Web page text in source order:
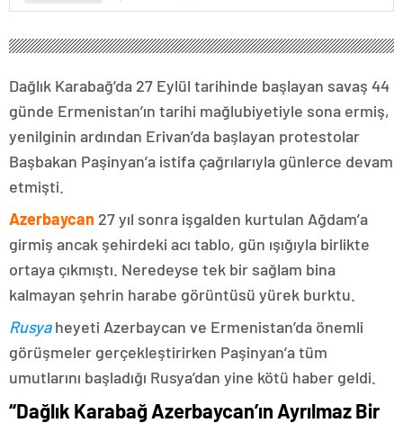
Dağlık Karabağ’da 27 Eylül tarihinde başlayan savaş 44
günde Ermenistan’ın tarihi mağlubiyetiyle sona ermiş,
yenilginin ardından Erivan’da başlayan protestolar
Başbakan Paşinyan’a istifa çağrılarıyla günlerce devam
etmişti.
Azerbaycan 27 yıl sonra işgalden kurtulan Ağdam’a
girmiş ancak şehirdeki acı tablo, gün ışığıyla birlikte
ortaya çıkmıştı. Neredeyse tek bir sağlam bina
kalmayan şehrin harabe görüntüsü yürek burktu.
Rusyaheyeti Azerbaycan ve Ermenistan’da önemli
görüşmeler gerçekleştirirken Paşinyan’a tüm
umutlarını başladığı Rusya’dan yine kötü haber geldi.
“Dağlık Karabağ Azerbaycan’ın Ayrılmaz Bir